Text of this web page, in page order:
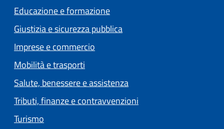
Educazione e formazione
Giustizia e sicurezza pubblica
Imprese e commercio
Mobilità e trasporti
Salute, benessere e assistenza
Tributi, finanze e contravvenzioni
Turismo